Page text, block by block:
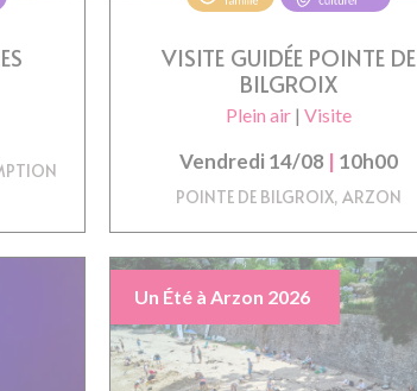
VISITE GUIDÉE POINTE DE
BILGROIX
Plein air | Visite
Vendredi 14/08 | 10h00
POINTE DE BILGROIX, ARZON
Un Été à Arzon 2026